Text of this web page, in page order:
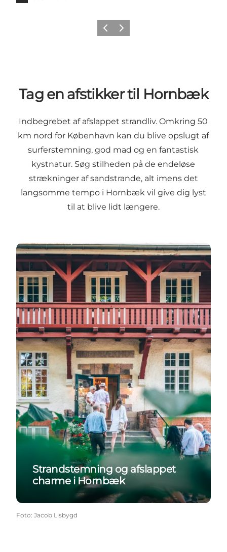
ForrigeNæste
Tag en afstikker til Hornbæk
Indbegrebet af afslappet strandliv. Omkring 50
km nord for København kan du blive opslugt af
surferstemning, god mad og en fantastisk
kystnatur. Søg stilheden på de endeløse
strækninger af sandstrande, alt imens det
langsomme tempo i Hornbæk vil give dig lyst
til at blive lidt længere.
Strandstemning og afslappet charme i Hornbæk
Strandstemning og afslappet
charme i Hornbæk
Foto: Jacob Lisbygd